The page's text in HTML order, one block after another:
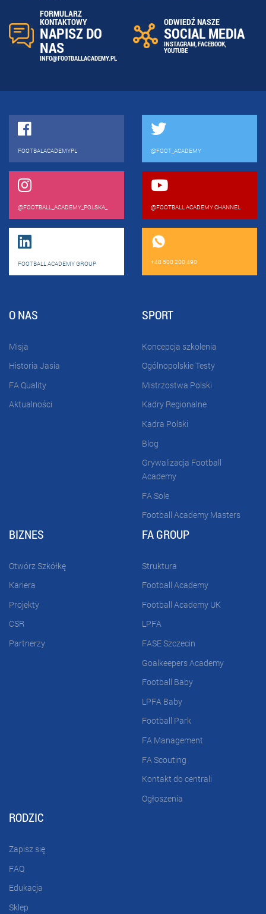
FORMULARZ
KONTAKTOWY
NAPISZ DO
NAS
INFO@FOOTBALLACADEMY.PL
ODWIEDŹ NASZE
SOCIAL MEDIA
INSTAGRAM,FACEBOOK,
YOUTUBE
FOOTBALACADEMYPL @FOOT_ACADEMY
@FOOTBALL_ACADEMY_POLSKA_ @FOOTBALL ACADEMY CHANNEL
FOOTBALL ACADEMY GROUP +48 500 200 490
O NAS
Misja
Historia Jasia
FA Quality
Aktualności
SPORT
Koncepcja szkolenia
Ogólnopolskie Testy
Mistrzostwa Polski
Kadry Regionalne
Kadra Polski
Blog
Grywalizacja Football
Academy
FA Sole
Football Academy Masters
BIZNES
Otwórz Szkółkę
Kariera
Projekty
CSR
Partnerzy
FA GROUP
Struktura
Football Academy
Football Academy UK
LPFA
FASE Szczecin
Goalkeepers Academy
Football Baby
LPFA Baby
Football Park
FA Management
FA Scouting
Kontakt do centrali
Ogłoszenia
RODZIC
Zapisz się
FAQ
Edukacja
Sklep